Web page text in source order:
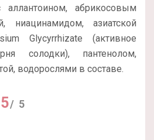
абрикосовым
ниацинамидом, азиатской
Glycyrrhizate (активное
солодки), пантенолом,
водорослями в составе.
5/ 5